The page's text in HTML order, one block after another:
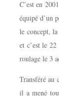
C’est en
équipé d’un
le concept, la
et c’est le
roulage le 3
Transféré au
il a mené